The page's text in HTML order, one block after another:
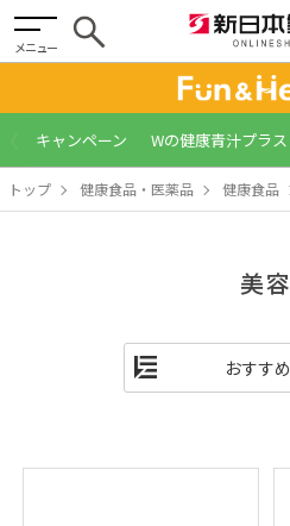
メニュー
キャンペーン Wの健康青汁プラス
トップ 健康食品・医薬品 健康食品
美容